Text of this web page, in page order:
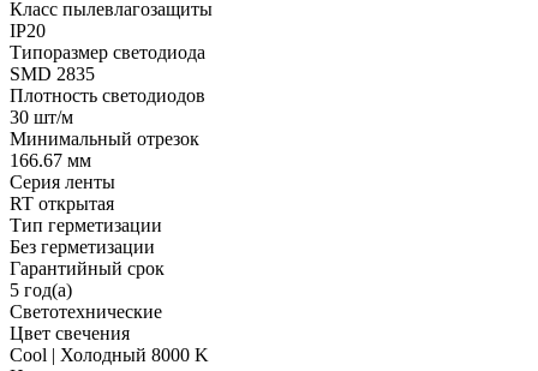
Класс пылевлагозащиты
IP20
Типоразмер светодиода
SMD 2835
Плотность светодиодов
30 шт/м
Минимальный отрезок
166.67 мм
Серия ленты
RT открытая
Тип герметизации
Без герметизации
Гарантийный срок
5 год(а)
Светотехнические
Цвет свечения
Cool | Холодный 8000 K